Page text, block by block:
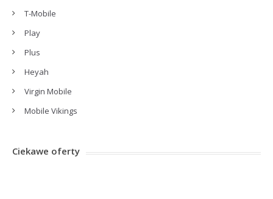
T-Mobile
Play
Plus
Heyah
Virgin Mobile
Mobile Vikings
Ciekawe oferty